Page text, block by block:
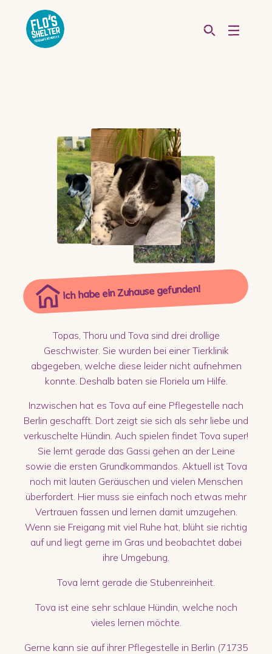
Ich habe ein Zuhause gefunden!
Topas, Thoru und Tova sind drei drollige
Geschwister. Sie wurden bei einer Tierklinik
abgegeben, welche diese leider nicht aufnehmen
konnte. Deshalb baten sie Floriela um Hilfe.
Inzwischen hat es Tova auf eine Pflegestelle nach
Berlin geschafft. Dort zeigt sie sich als sehr liebe und
verkuschelte Hündin. Auch spielen findet Tova super!
Sie lernt gerade das Gassi gehen an der Leine
sowie die ersten Grundkommandos. Aktuell ist Tova
noch mit lauten Geräuschen und vielen Menschen
überfordert. Hier muss sie einfach noch etwas mehr
Vertrauen fassen und lernen damit umzugehen.
Wenn sie Freigang mit viel Ruhe hat, blüht sie richtig
auf und liegt gerne im Gras und beobachtet dabei
ihre Umgebung.
Tova lernt gerade die Stubenreinheit.
Tova ist eine sehr schlaue Hündin, welche noch
vieles lernen möchte.
Gerne kann sie auf ihrer Pflegestelle in Berlin (71735